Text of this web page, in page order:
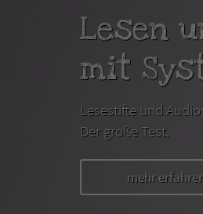
Lesen
mit
Lesestifte und
Der große Test.
mehr